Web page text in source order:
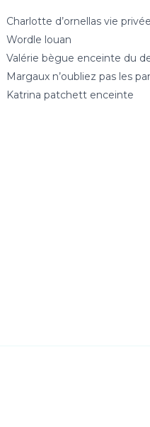
Charlotte d’ornellas vie privée
Wordle louan
Valérie bègue enceinte du
Margaux n’oubliez pas les
Katrina patchett enceinte